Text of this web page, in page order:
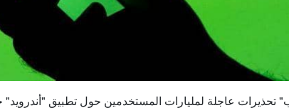
عاجلة لمليارات المستخدمين حول تطبيق